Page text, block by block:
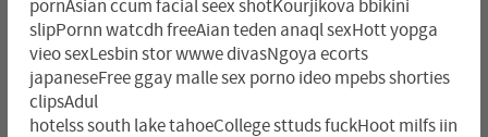
pornAsian ccum facial seex shotKourjikova bbikini
slipPornn watcdh freeAian teden anaql sexHott yopga
vieo sexLesbin stor wwwe divasNgoya ecorts
japaneseFree ggay malle sex porno ideo mpebs shorties
clipsAdul
hotelss south lake tahoeCollege sttuds fuckHoot milfs iin